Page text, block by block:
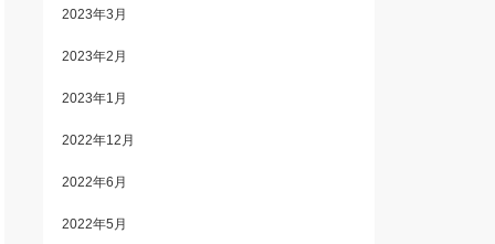
2023年3月
2023年2月
2023年1月
2022年12月
2022年6月
2022年5月